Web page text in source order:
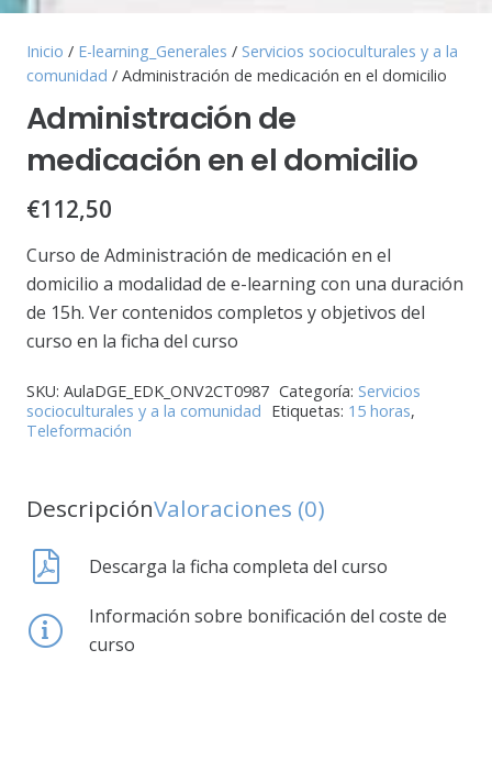
Inicio / E-learning_Generales / Servicios socioculturales y a la
comunidad / Administración de medicación en el domicilio
Administración de
medicación en el domicilio
€112,50
Curso de Administración de medicación en el
domicilio a modalidad de e-learning con una duración
de 15h. Ver contenidos completos y objetivos del
curso en la ficha del curso
SKU: AulaDGE_EDK_ONV2CT0987 Categoría: Servicios
socioculturales y a la comunidad Etiquetas: 15 horas,
Teleformación
DescripciónValoraciones (0)
Descarga la ficha completa del curso
Información sobre bonificación del coste de
curso